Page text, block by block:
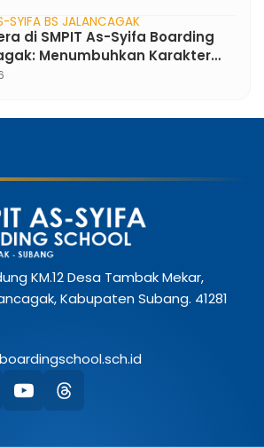
SYIFA BS JALANCAGAK
di SMPIT As-Syifa Boarding
Menumbuhkan Karakter
Mulia
KM.12 Desa Tambak Mekar,
Kabupaten Subang. 41281